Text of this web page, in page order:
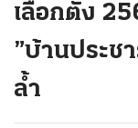
เลือกตั้ง
”บ้านประช
ล้ำ